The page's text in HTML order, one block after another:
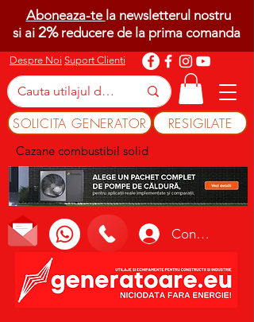
Despre Noi Suport Clienti
SOLICITA GENERATOR RESIGILATE
Cazane combustibil solid
Conectează-te
Aboneaza-te la newsletterul nostru
si ai 2%reducere de la prima comanda